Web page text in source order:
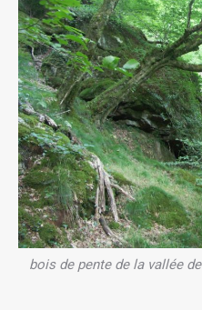
bois de pente de la vallée